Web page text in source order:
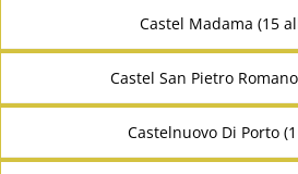
Castel Madama (15
Castel San Pietro
Castelnuovo Di Porto